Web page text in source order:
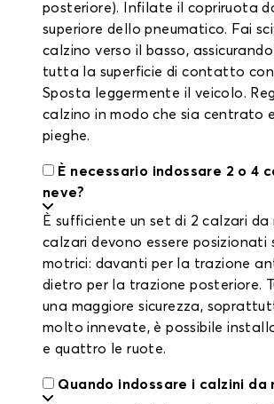
posteriore). Infilate il copriruota
superiore dello pneumatico. Fai
calzino verso il basso,
tutta la superficie di contatto con
Sposta leggermente il veicolo.
calzino in modo che sia centrato
pieghe.
È necessario indossare 2 o 4
neve?
È sufficiente un set di 2 calzari da
calzari devono essere posizionati
motrici: davanti per la trazione
dietro per la trazione posteriore.
una maggiore sicurezza,
molto innevate, è possibile
e quattro le ruote.
Quando indossare i calzini da